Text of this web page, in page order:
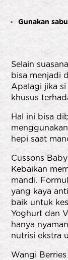
Gunakan
Selain
bisa menjadi
Apalagi jika
khusus
Hal ini bisa
hepi saat
Cussons
Kebaikan
mandi.
yang kaya
baik untuk
Yoghurt dan
hanya
nutrisi ekstra
Wangi